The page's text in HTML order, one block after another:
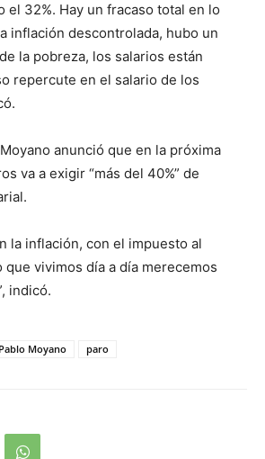
el 32%. Hay un fracaso total en lo
inflación descontrolada, hubo un
la pobreza, los salarios están
repercute en el salario de los
anunció que en la próxima
va a exigir “más del 40%” de
la inflación, con el impuesto al
vivimos día a día merecemos
indicó.
Pablo Moyano paro